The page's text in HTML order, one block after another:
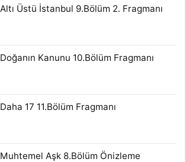
Altı Üstü İstanbul 9.Bölüm 2. Fragmanı
Doğanın Kanunu 10.Bölüm Fragmanı
Daha 17 11.Bölüm Fragmanı
Muhtemel Aşk 8.Bölüm Önizleme